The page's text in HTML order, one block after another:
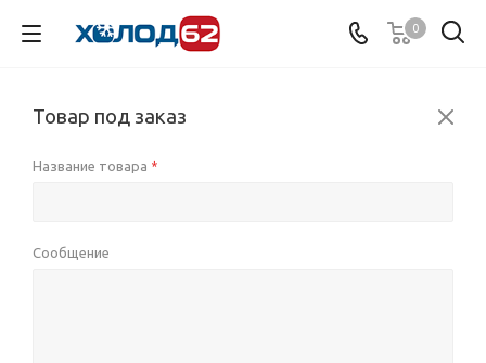
0
Товар под заказ
Название товара *
Сообщение